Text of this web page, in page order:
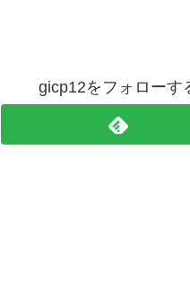
gicp12をフォローす